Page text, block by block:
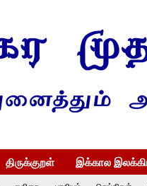
திருக்குறள் இக்கால